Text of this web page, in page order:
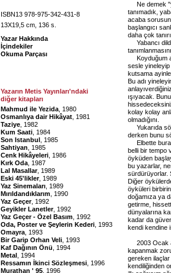
ISBN13 978-975-342-431-8
13X19,5 cm, 136 s.
Yazar Hakkında
İçindekiler
Okuma Parçası
Yazarın Metis Yayınları'ndaki
diğer kitapları
Mahmud ile Yezida , 1980
Osmanlıya dair Hikâyat , 1981
Taziye , 1982
Kum Saati , 1984
Son Istanbul , 1985
Sahtiyan , 1985
Cenk Hikâyeleri , 1986
Kırk Oda , 1987
Lal Masallar, 1989
Eski 45'likler, 1989
Yaz Sinemaları , 1989
Mırıldandıklarım , 1990
Yaz Geçer, 1992
Geyikler Lanetler, 1992
Yaz Geçer - Özel Basım , 1992
Oda, Poster ve Şeylerin Kederi , 1993
Omayra , 1993
Bir Garip Orhan Veli , 1993
Kaf Dağının Önü , 1994
Metal , 1994
Ressamın İkinci Sözleşmesi , 1996
Murathan ' 95 , 1996
Ne demek
tanımadık,
acaba
başlangıcı
daha çok
Yabancı
Koyduğum
sesle yineleyip
kutsama
Bu adı
ışıyacak.
kolay kolay
olmadığını.
Yukarıda
derken bunu
Elbette
belli bir tempo
öyküden
bu yazarlar,
sürdürüyorlar.
Diğer
öyküleri
doğamıza ya
getirme,
dünyalarına
kadar da
kendi kendine
2003 Ocak
kapanmak
gereken
kendiliğinden